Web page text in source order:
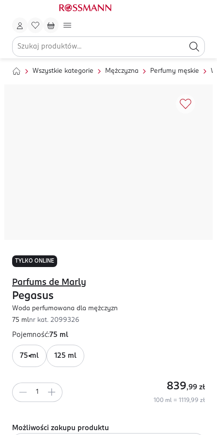
Wszystkie kategorie Mężczyzna Perfumy męskie
TYLKO ONLINE
Parfums de Marly
Pegasus
Woda perfumowana dla mężczyzn
75 mlnr kat. 2099326
Pojemność:75 ml
75 ml 125 ml
839,99 zł
100 ml = 1119,99 zł
Możliwości zakupu produktu